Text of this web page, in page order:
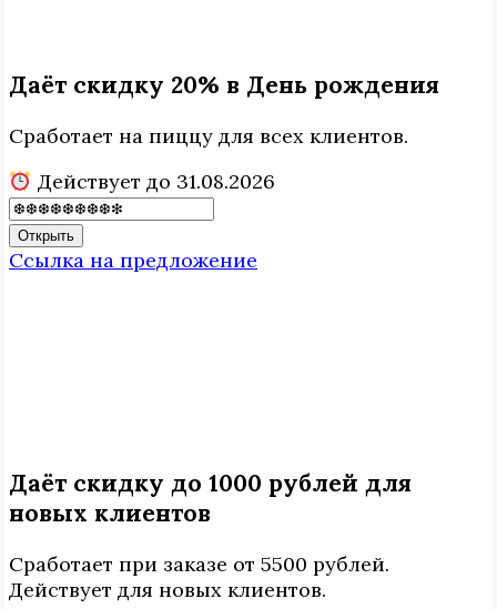
Даёт скидку 20% в День рождения
Сработает на пиццу для всех клиентов.
Действует до 31.08.2026
Открыть
Ссылка на предложение
Даёт скидку до 1000 рублей для
новых клиентов
Сработает при заказе от 5500 рублей.
Действует для новых клиентов.